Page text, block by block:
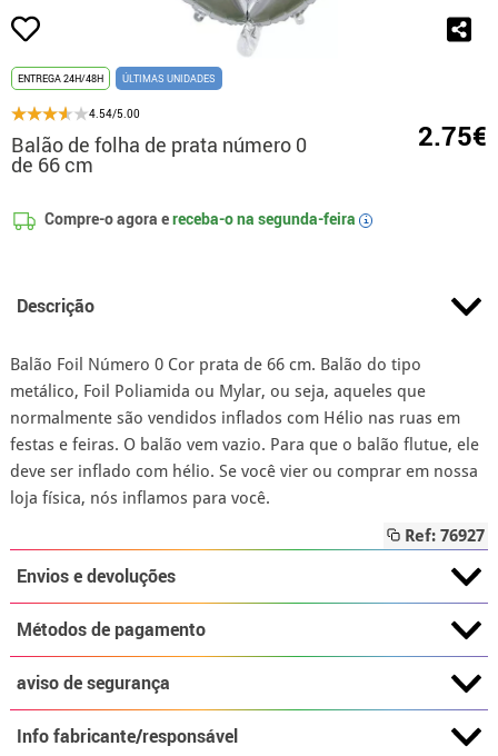
ENTREGA 24H/48H ÚLTIMAS UNIDADES
4.54/5.00
Balão de folha de prata número 0
de 66 cm
2.75€
Compre-o agora ereceba-o na segunda-feira i
Descrição
Balão Foil Número 0 Cor prata de 66 cm. Balão do tipo
metálico, Foil Poliamida ou Mylar, ou seja, aqueles que
normalmente são vendidos inflados com Hélio nas ruas em
festas e feiras. O balão vem vazio. Para que o balão flutue, ele
deve ser inflado com hélio. Se você vier ou comprar em nossa
loja física, nós inflamos para você.
Ref: 76927
Envios e devoluções
Métodos de pagamento
aviso de segurança
Info fabricante/responsável